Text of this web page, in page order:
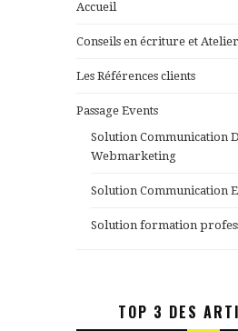
Accueil
Conseils en écriture et
Les Références clients
Passage Events
Solution Communication
Webmarketing
Solution Communication
Solution formation
TOP 3 DES